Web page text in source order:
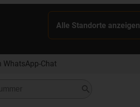
Alle Standorte anzeigen
WhatsApp-Chat